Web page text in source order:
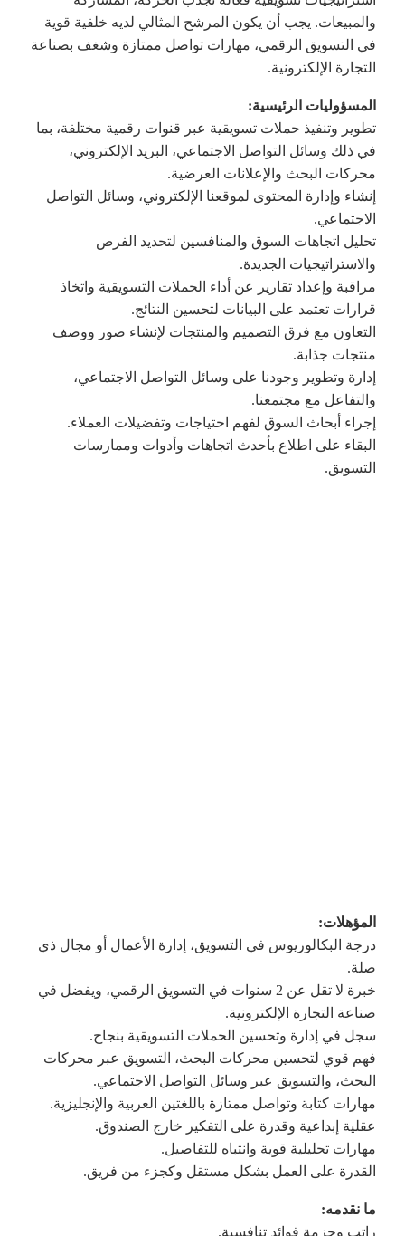
والمبيعات. يجب أن يكون المرشح المثالي لديه خلفية قوية
في التسويق الرقمي، مهارات تواصل ممتازة وشغف بصناعة
التجارة الإلكترونية.
المسؤوليات الرئيسية:
تطوير وتنفيذ حملات تسويقية عبر قنوات رقمية مختلفة، بما
في ذلك وسائل التواصل الاجتماعي، البريد الإلكتروني،
محركات البحث والإعلانات العرضية.
إنشاء وإدارة المحتوى لموقعنا الإلكتروني، وسائل التواصل
الاجتماعي.
تحليل اتجاهات السوق والمنافسين لتحديد الفرص
والاستراتيجيات الجديدة.
مراقبة وإعداد تقارير عن أداء الحملات التسويقية واتخاذ
قرارات تعتمد على البيانات لتحسين النتائج.
التعاون مع فرق التصميم والمنتجات لإنشاء صور ووصف
منتجات جذابة.
إدارة وتطوير وجودنا على وسائل التواصل الاجتماعي،
والتفاعل مع مجتمعنا.
إجراء أبحاث السوق لفهم احتياجات وتفضيلات العملاء.
البقاء على اطلاع بأحدث اتجاهات وأدوات وممارسات
التسويق.
المؤهلات:
درجة البكالوريوس في التسويق، إدارة الأعمال أو مجال ذي
صلة.
خبرة لا تقل عن 2 سنوات في التسويق الرقمي، ويفضل في
صناعة التجارة الإلكترونية.
سجل في إدارة وتحسين الحملات التسويقية بنجاح.
فهم قوي لتحسين محركات البحث، التسويق عبر محركات
البحث، والتسويق عبر وسائل التواصل الاجتماعي.
مهارات كتابة وتواصل ممتازة باللغتين العربية والإنجليزية.
عقلية إبداعية وقدرة على التفكير خارج الصندوق.
مهارات تحليلية قوية وانتباه للتفاصيل.
القدرة على العمل بشكل مستقل وكجزء من فريق.
ما نقدمه:
راتب وحزمة فوائد تنافسية.